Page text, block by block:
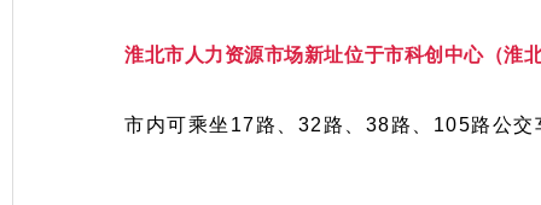
淮北市人力资源市场新址位于市科创中心（淮
市内可乘坐17路、32路、38路、105路公交